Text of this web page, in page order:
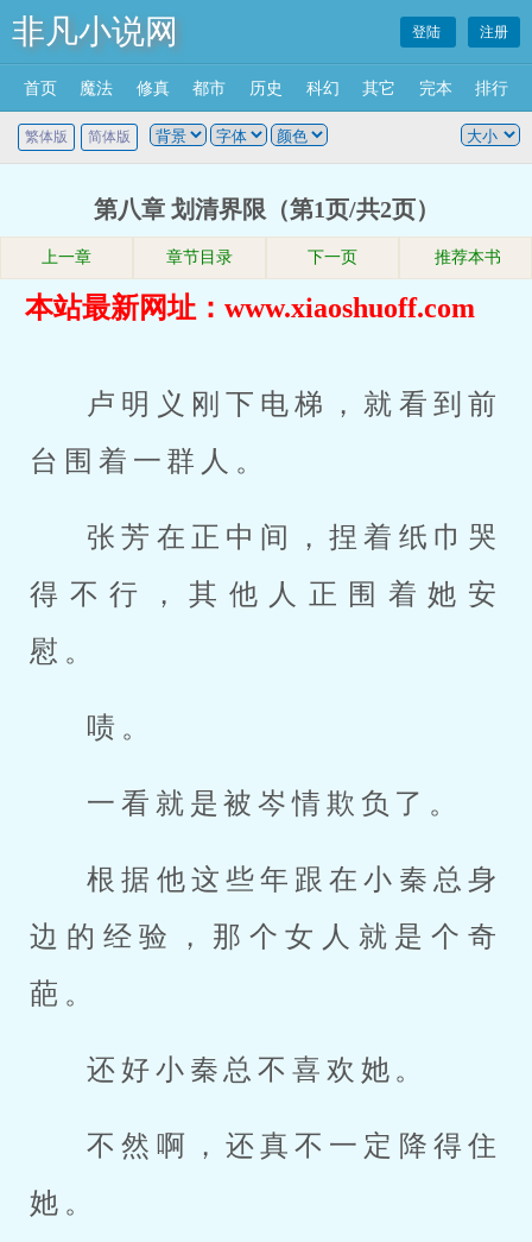
非凡小说网 登陆 注册
首页 魔法 修真 都市 历史 科幻 其它 完本 排行
繁体版 简体版
第八章 划清界限（第1页/共2页）
上一章 章节目录 下一页 推荐本书
本站最新网址：www.xiaoshuoff.com
卢明义刚下电梯，就看到前
台围着一群人。
张芳在正中间，捏着纸巾哭
得不行，其他人正围着她安
慰。
啧。
一看就是被岑情欺负了。
根据他这些年跟在小秦总身
边的经验，那个女人就是个奇
葩。
还好小秦总不喜欢她。
不然啊，还真不一定降得住
她。